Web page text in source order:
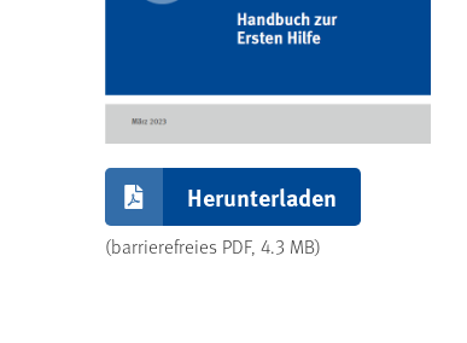
Herunterladen
(barrierefreies PDF, 4.3 MB)